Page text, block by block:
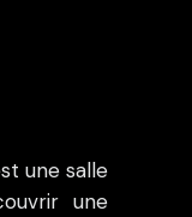
une salle
une